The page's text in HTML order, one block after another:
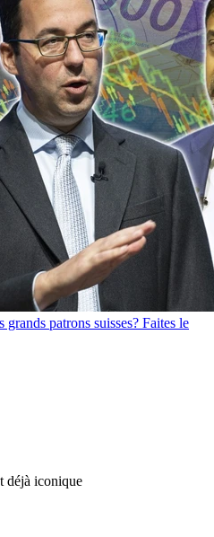
patrons suisses? Faites le
déjà iconique